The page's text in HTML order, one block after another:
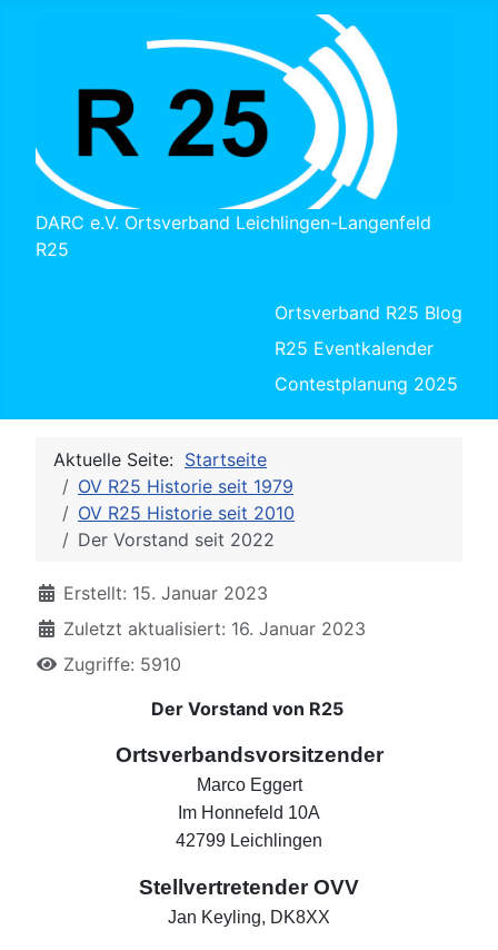
DARC e.V. Ortsverband Leichlingen-Langenfeld
R25
Ortsverband R25 Blog
R25 Eventkalender
Contestplanung 2025
Aktuelle Seite: Startseite
OV R25 Historie seit 1979
OV R25 Historie seit 2010
Der Vorstand seit 2022
Erstellt: 15. Januar 2023
Zuletzt aktualisiert: 16. Januar 2023
Zugriffe: 5910
Der Vorstand von R25
Ortsverbandsvorsitzender
Marco Eggert
Im Honnefeld 10A
42799 Leichlingen
Stellvertretender OVV
Jan Keyling, DK8XX